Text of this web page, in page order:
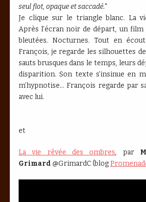
seul flot, opaque et saccadé."
Je clique sur le triangle blanc. La
Après l’écran noir de départ, un film
bleutées. Nocturnes. Tout en
François, je regarde les silhouettes
sauts brusques dans le temps, leurs
disparition. Son texte s’insinue en
m’hypnotise... François regarde par
avec lui.
et
La vie rêvée des ombres, par
Grimard @GrimardC (blog